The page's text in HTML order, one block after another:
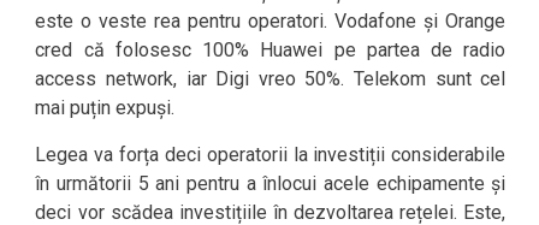
este o veste rea pentru operatori. Vodafone și Orange
cred că folosesc 100% Huawei pe partea de radio
access network, iar Digi vreo 50%. Telekom sunt cel
mai puțin expuși.
Legea va forța deci operatorii la investiții considerabile
în următorii 5 ani pentru a înlocui acele echipamente și
deci vor scădea investițiile în dezvoltarea rețelei. Este,